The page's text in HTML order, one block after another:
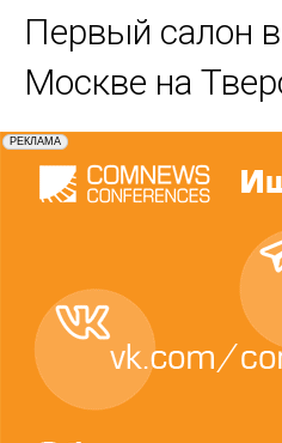
Первый салон
Москве на